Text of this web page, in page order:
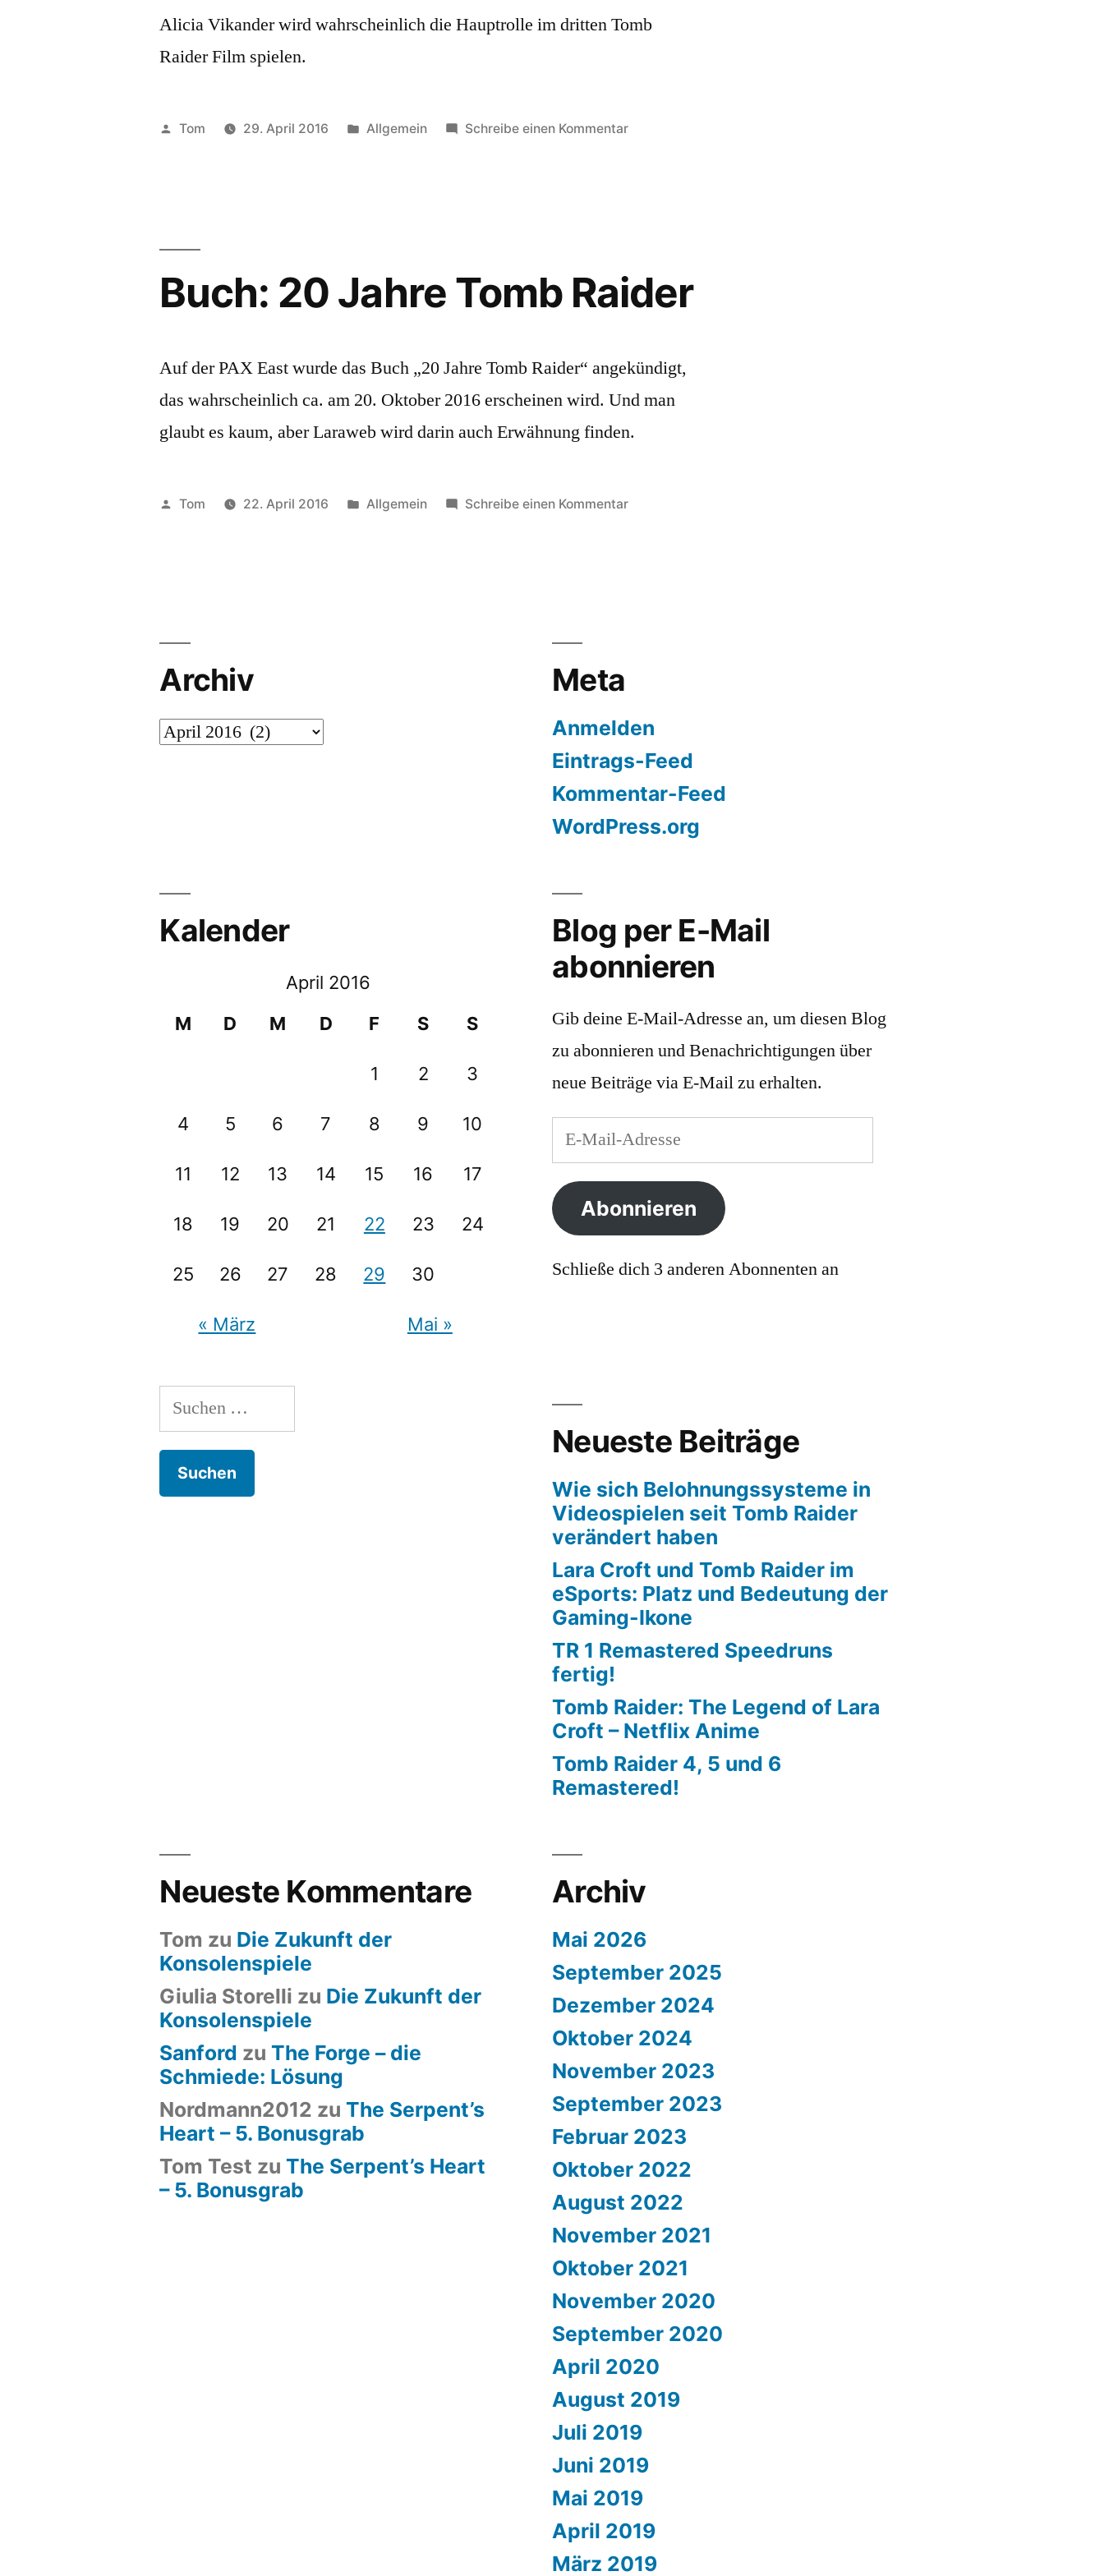
Alicia Vikander wird wahrscheinlich die Hauptrolle im dritten Tomb
Raider Film spielen.
Veröffentlicht
Tom 29. April 2016
Veröffentlicht
Allgemein Schreibe einen Kommentarzu
Buch: 20 Jahre Tomb Raider
Auf der PAX East wurde das Buch „20 Jahre Tomb Raider“ angekündigt,
das wahrscheinlich ca. am 20. Oktober 2016 erscheinen wird. Und man
glaubt es kaum, aber Laraweb wird darin auch Erwähnung finden.
Veröffentlicht
Tom 22. April 2016
Veröffentlicht
Allgemein Schreibe einen Kommentarzu
Archiv
Archiv
Meta
Anmelden
Eintrags-Feed
Kommentar-Feed
WordPress.org
Kalender
April 2016
M
D M D F S S
1 2 3
4 5 6 7 8 9 10
11 12 13 14 15 16 17
18 19 20 21 22 23 24
25 26 27 28 29 30
« März Mai »
Blog per E-Mail
abonnieren
Gib deine E-Mail-Adresse an, um diesen Blog
zu abonnieren und Benachrichtigungen über
neue Beiträge via E-Mail zu erhalten.
E-
Mail-
Adresse
Abonnieren
Schließe dich 3 anderen Abonnenten an
Suchen
nach:
Neueste Beiträge
Wie sich Belohnungssysteme in
Videospielen seit Tomb Raider
verändert haben
Lara Croft und Tomb Raider im
eSports: Platz und Bedeutung der
Gaming-Ikone
TR 1 Remastered Speedruns
fertig!
Tomb Raider: The Legend of Lara
Croft – Netflix Anime
Tomb Raider 4, 5 und 6
Remastered!
Neueste Kommentare
Tom zu Die Zukunft der
Konsolenspiele
Giulia Storelli zu Die Zukunft der
Konsolenspiele
Sanford zuThe Forge – die
Schmiede: Lösung
Nordmann2012 zuThe Serpent’s
Heart – 5. Bonusgrab
Tom Test zuThe Serpent’s Heart
– 5. Bonusgrab
Archiv
Mai 2026
September 2025
Dezember 2024
Oktober 2024
November 2023
September 2023
Februar 2023
Oktober 2022
August 2022
November 2021
Oktober 2021
November 2020
September 2020
April 2020
August 2019
Juli 2019
Juni 2019
Mai 2019
April 2019
März 2019